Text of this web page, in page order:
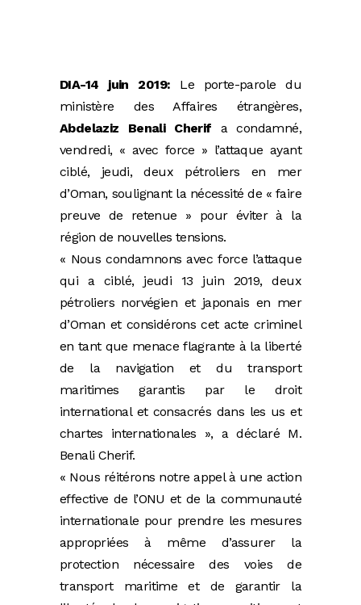
DIA-14 juin 2019: Le porte-parole du
ministère des Affaires étrangères,
Abdelaziz Benali Cherif a condamné,
vendredi, « avec force » l’attaque ayant
ciblé, jeudi, deux pétroliers en mer
d’Oman, soulignant la nécessité de « faire
preuve de retenue » pour éviter à la
région de nouvelles tensions.
« Nous condamnons avec force l’attaque
qui a ciblé, jeudi 13 juin 2019, deux
pétroliers norvégien et japonais en mer
d’Oman et considérons cet acte criminel
en tant que menace flagrante à la liberté
de la navigation et du transport
maritimes garantis par le droit
international et consacrés dans les us et
chartes internationales », a déclaré M.
Benali Cherif.
« Nous réitérons notre appel à une action
effective de l’ONU et de la communauté
internationale pour prendre les mesures
appropriées à même d’assurer la
protection nécessaire des voies de
transport maritime et de garantir la